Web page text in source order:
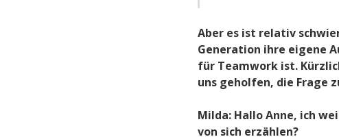
Aber es ist relativ
Generation ihre eigene
für Teamwork ist.
uns geholfen, die Frage
Milda: Hallo Anne, ich
von sich erzählen?